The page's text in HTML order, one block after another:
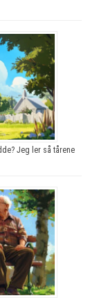
Jeg ler så tårene